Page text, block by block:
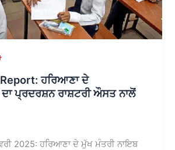
ਹਰਿਆਣਾ ਦੇ
ਪ੍ਰਦਰਸ਼ਨ ਰਾਸ਼ਟਰੀ ਔਸਤ ਨਾਲੋਂ
2025: ਹਰਿਆਣਾ ਦੇ ਮੁੱਖ ਮੰਤਰੀ ਨਾਇਬ